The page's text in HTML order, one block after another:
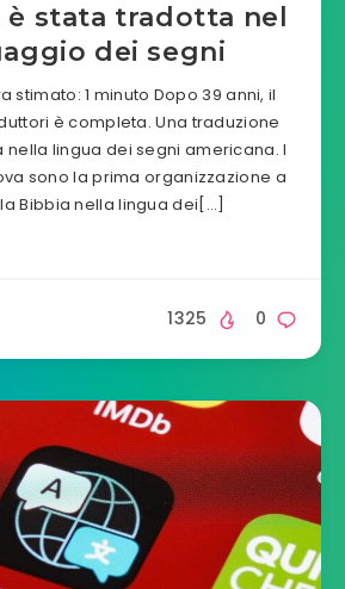
è stata tradotta nel
dei segni
stimato: 1 minuto Dopo 39 anni, il
è completa. Una traduzione
nella lingua dei segni americana. I
sono la prima organizzazione a
Bibbia nella lingua dei[…]
0
1325